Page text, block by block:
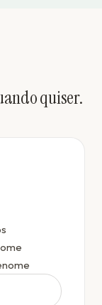
quiser.